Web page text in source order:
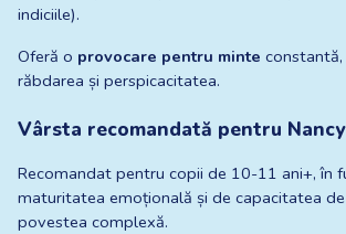
indiciile).
Oferă o provocare pentru minte
răbdarea și perspicacitatea.
Vârsta recomandată pentru
Recomandat pentru copii de 10-11 ani+, în
maturitatea emoțională și de capacitatea
povestea complexă.